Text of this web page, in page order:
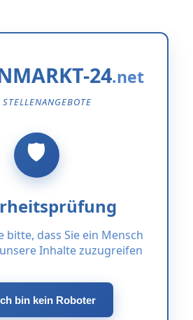
24
STELLENANGEBOTE
bitte, dass Sie ein Mensch
Inhalte zuzugreifen
bin kein Roboter